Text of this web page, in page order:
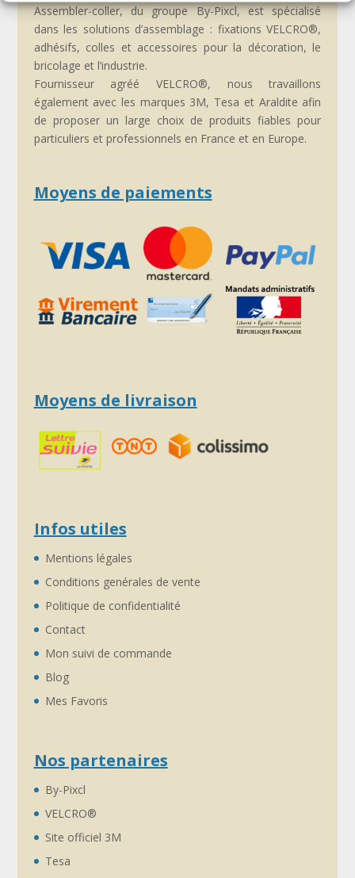
Assembler-coller, du groupe By-Pixcl, est spécialisé
dans les solutions d’assemblage : fixations VELCRO®,
adhésifs, colles et accessoires pour la décoration, le
bricolage et l’industrie.
Fournisseur agréé VELCRO®, nous travaillons
également avec les marques 3M, Tesa et Araldite afin
de proposer un large choix de produits fiables pour
particuliers et professionnels en France et en Europe.
Moyens de paiements
Moyens de livraison
Infos utiles
Mentions légales
Conditions genérales de vente
Politique de confidentialité
Contact
Mon suivi de commande
Blog
Mes Favoris
Nos partenaires
By-Pixcl
VELCRO®
Site officiel 3M
Tesa